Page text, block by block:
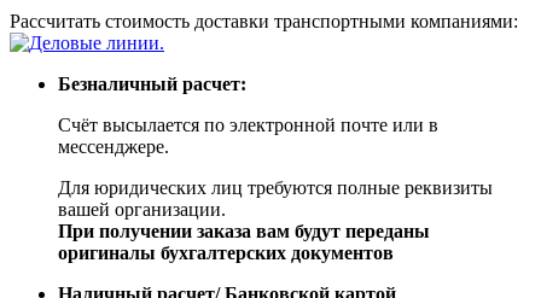
Рассчитать стоимость доставки транспортными компаниями:
Безналичный расчет:
Счёт высылается по электронной почте или в
мессенджере.
Для юридических лиц требуются полные реквизиты
вашей организации.
При получении заказа вам будут переданы
оригиналы бухгалтерских документов